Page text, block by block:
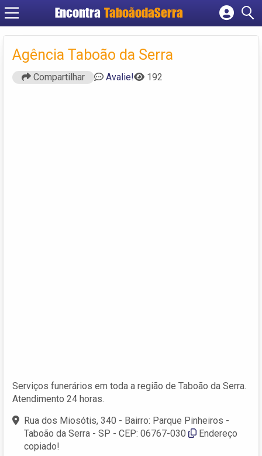
Encontra TaboãodaSerra
Cadastrar empresa
Criar conta
Agência Taboão da Serra
Compartilhar Avalie! 192
Serviços funerários em toda a região de Taboão da Serra.
Atendimento 24 horas.
Rua dos Miosótis, 340 - Bairro: Parque Pinheiros -
Taboão da Serra - SP - CEP: 06767-030
Endereço
copiado!